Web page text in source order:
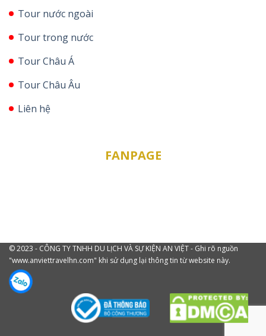
Tour nước ngoài
Tour trong nước
Tour Châu Á
Tour Châu Âu
Liên hệ
FANPAGE
© 2023 - CÔNG TY TNHH DU LỊCH VÀ SỰ KIỆN AN VIỆT - Ghi rõ nguồn
"www.anviettravelhn.com" khi sử dụng lại thông tin từ website này.